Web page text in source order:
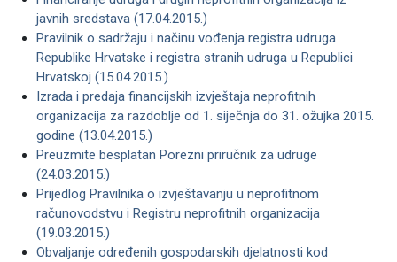
javnih sredstava (17.04.2015.)
Pravilnik o sadržaju i načinu vođenja registra udruga
Republike Hrvatske i registra stranih udruga u Republici
Hrvatskoj (15.04.2015.)
Izrada i predaja financijskih izvještaja neprofitnih
organizacija za razdoblje od 1. siječnja do 31. ožujka 2015.
godine (13.04.2015.)
Preuzmite besplatan Porezni priručnik za udruge
(24.03.2015.)
Prijedlog Pravilnika o izvještavanju u neprofitnom
računovodstvu i Registru neprofitnih organizacija
(19.03.2015.)
Obvaljanje određenih gospodarskih djelatnosti kod